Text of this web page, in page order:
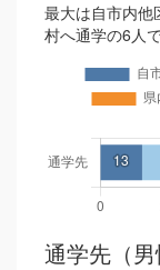
最大は自市内他
村へ通学の6人で
通学先（男